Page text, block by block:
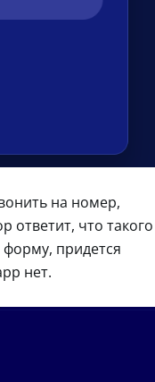
на номер,
ответит, что такого
придется
нет.